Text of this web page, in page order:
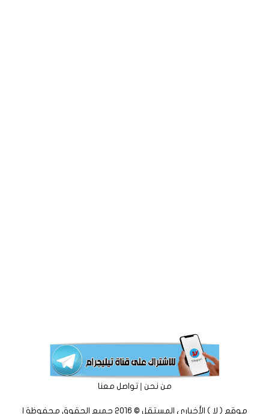
من نحن|تواصل معنا
موقع ( لا ) الأخباري المستقل © 2016 جميع الحقوق محفوظة |